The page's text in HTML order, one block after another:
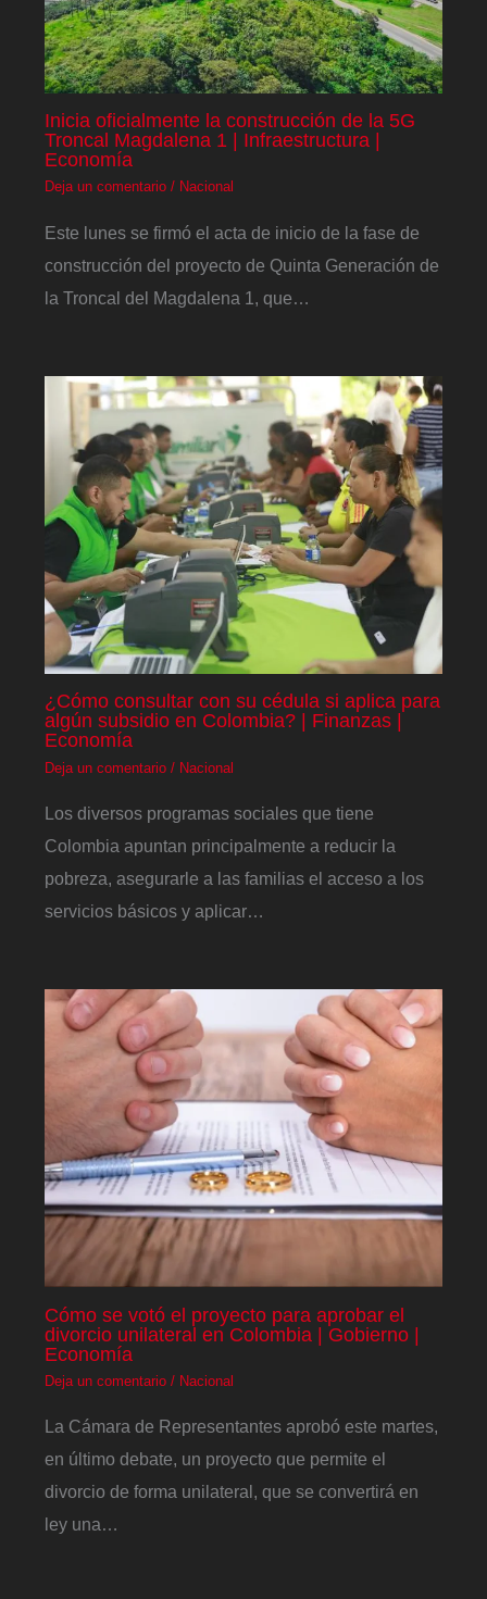
Inicia oficialmente la construcción de la 5G
Troncal Magdalena 1 | Infraestructura |
Economía
Deja un comentario / Nacional
Este lunes se firmó el acta de inicio de la fase de
construcción del proyecto de Quinta Generación de
la Troncal del Magdalena 1, que…
¿Cómo consultar con su cédula si aplica para
algún subsidio en Colombia? | Finanzas |
Economía
Deja un comentario / Nacional
Los diversos programas sociales que tiene
Colombia apuntan principalmente a reducir la
pobreza, asegurarle a las familias el acceso a los
servicios básicos y aplicar…
Cómo se votó el proyecto para aprobar el
divorcio unilateral en Colombia | Gobierno |
Economía
Deja un comentario / Nacional
La Cámara de Representantes aprobó este martes,
en último debate, un proyecto que permite el
divorcio de forma unilateral, que se convertirá en
ley una…